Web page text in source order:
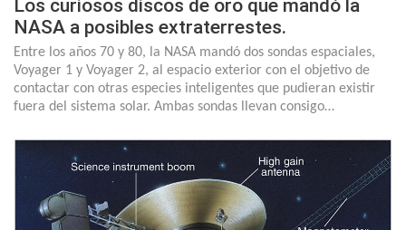
Los curiosos discos de oro que mandó la
NASA a posibles extraterrestes.
Entre los años 70 y 80, la NASA mandó dos sondas espaciales,
Voyager 1 y Voyager 2, al espacio exterior con el objetivo de
contactar con otras especies inteligentes que pudieran existir
fuera del sistema solar. Ambas sondas llevan consigo…